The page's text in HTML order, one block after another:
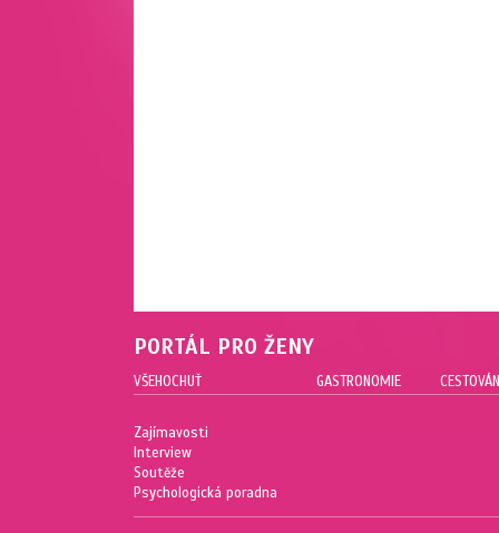
PORTÁL PRO ŽENY
VŠEHOCHUŤ
Zajímavosti
Interview
Soutěže
Psychologická poradna
GASTRONOMIE